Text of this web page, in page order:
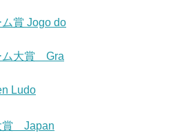
賞 Jogo do
ム大賞 Gra
Ludo
賞 Japan